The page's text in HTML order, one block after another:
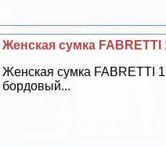
Женская сумка
Женская сумка FABRETTI
бордовый...